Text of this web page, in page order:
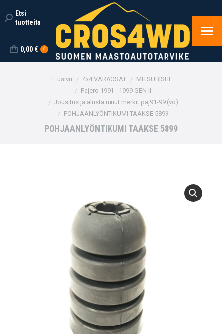
Search:
Etsi
tuotteita
0,00 € 0
You are here:Etusivu 4x4 VARAOSAT
MITSUBISHI
Pajero 1991 - 1999 GEN II
Jousitus ja alusta muut merkit paj91-99 (vo)
POHJAANLYÖNTIKUMI TAAKSE 5899
POHJAANLYÖNTIKUMI TAAKSE 5899